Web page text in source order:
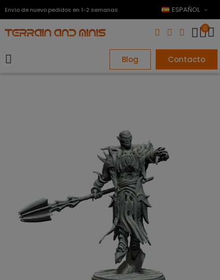
Envío de nuevo pedidos en 1-2 semanas. ESPAÑOL
0
Blog Contacto